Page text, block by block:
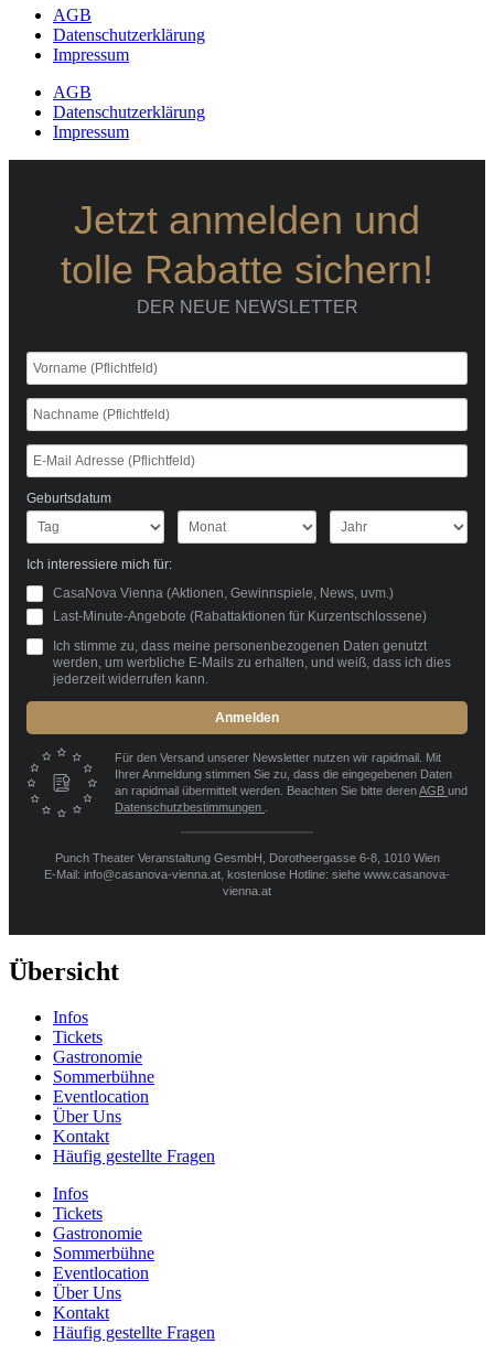
AGB
Datenschutzerklärung
Impressum
AGB
Datenschutzerklärung
Impressum
Jetzt anmelden und
tolle Rabatte sichern!
DER NEUE NEWSLETTER
Geburtsdatum
Ich interessiere mich für:
CasaNova Vienna (Aktionen, Gewinnspiele, News, uvm.)
Last-Minute-Angebote (Rabattaktionen für Kurzentschlossene)
Ich stimme zu, dass meine personenbezogenen Daten genutzt
werden, um werbliche E-Mails zu erhalten, und weiß, dass ich dies
jederzeit widerrufen kann.
Anmelden
Für den Versand unserer Newsletter nutzen wir rapidmail. Mit
Ihrer Anmeldung stimmen Sie zu, dass die eingegebenen Daten
an rapidmail übermittelt werden. Beachten Sie bitte derenAGB und
Datenschutzbestimmungen
Punch Theater Veranstaltung GesmbH, Dorotheergasse 6-8, 1010 Wien
E-Mail: info@casanova-vienna.at, kostenlose Hotline: siehe www.casanova-
vienna.at
Übersicht
Infos
Tickets
Gastronomie
Sommerbühne
Eventlocation
Über Uns
Kontakt
Häufig gestellte Fragen
Infos
Tickets
Gastronomie
Sommerbühne
Eventlocation
Über Uns
Kontakt
Häufig gestellte Fragen